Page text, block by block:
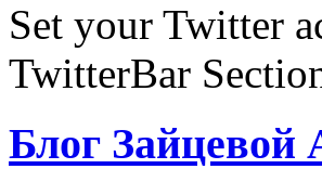
Set your Twitter
TwitterBar
Блог